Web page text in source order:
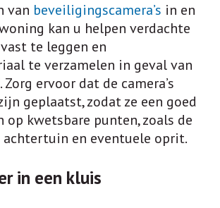
van beveiligingscamera’s in en
kan u helpen verdachte
te leggen en
te verzamelen in geval van
ervoor dat de camera’s
geplaatst, zodat ze een goed
op kwetsbare punten, zoals de
achtertuin en eventuele oprit.
in een kluis